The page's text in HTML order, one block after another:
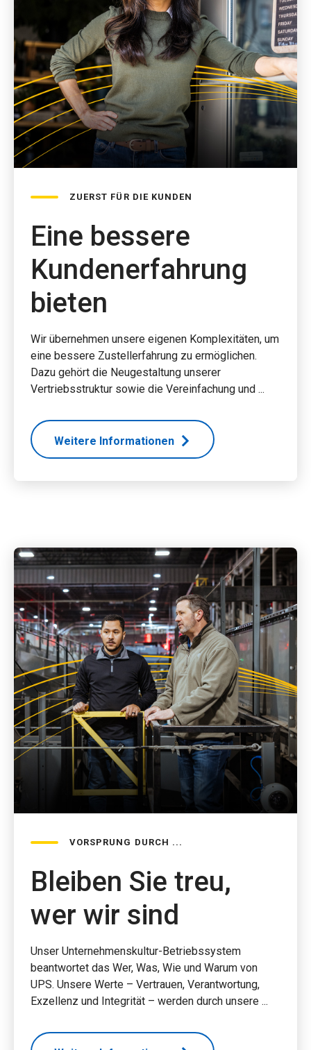
ZUERST FÜR DIE KUNDEN
Eine bessere
Kundenerfahrung
bieten
Wir übernehmen unsere eigenen Komplexitäten, um
eine bessere Zustellerfahrung zu ermöglichen.
Dazu gehört die Neugestaltung unserer
Vertriebsstruktur sowie die Vereinfachung und ...
Weitere Informationen
VORSPRUNG DURCH ...
Bleiben Sie treu,
wer wir sind
Unser Unternehmenskultur-Betriebssystem
beantwortet das Wer, Was, Wie und Warum von
UPS. Unsere Werte – Vertrauen, Verantwortung,
Exzellenz und Integrität – werden durch unsere ...